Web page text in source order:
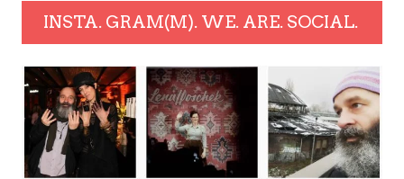
INSTA. GRAM(M). WE. ARE. SOCIAL.